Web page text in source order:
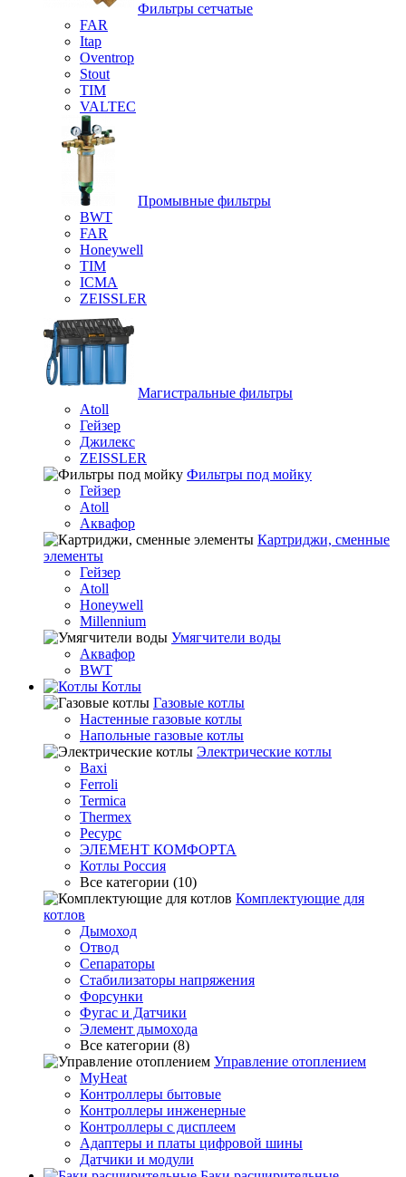
Фильтры сетчатые
FAR
Itap
Oventrop
Stout
TIM
VALTEC
Промывные фильтры
BWT
FAR
Honeywell
TIM
ICMA
ZEISSLER
Магистральные фильтры
Atoll
Гейзер
Джилекс
ZEISSLER
Фильтры под мойку
Гейзер
Atoll
Аквафор
Картриджи, сменные
элементы
Гейзер
Atoll
Honeywell
Millennium
Умягчители воды
Аквафор
BWT
Котлы
Гaзовые котлы
Настенные газовые котлы
Напольные газовые котлы
Электрические котлы
Baxi
Ferroli
Termica
Thermex
Ресурс
ЭЛЕМЕНТ КОМФОРТА
Котлы Россия
Все категории (10)
Комплектующие для
котлов
Дымоход
Отвод
Сепараторы
Стабилизаторы напряжения
Форсунки
Фугас и Датчики
Элемент дымохода
Все категории (8)
Управление отоплением
MyHeat
Контроллеры бытовые
Контроллеры инженерные
Контроллеры с дисплеем
Адаптеры и платы цифровой шины
Датчики и модули